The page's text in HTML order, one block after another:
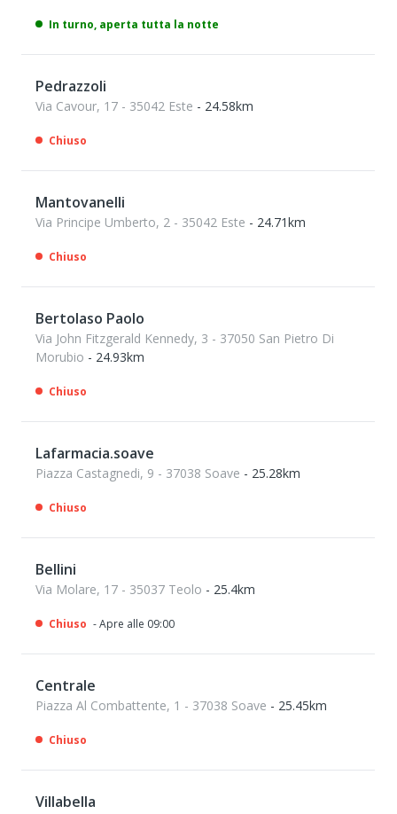
In turno, aperta tutta la notte
Pedrazzoli
Via Cavour, 17 - 35042 Este - 24.58km
Chiuso
Mantovanelli
Via Principe Umberto, 2 - 35042 Este - 24.71km
Chiuso
Bertolaso Paolo
Via John Fitzgerald Kennedy, 3 - 37050 San Pietro Di
Morubio - 24.93km
Chiuso
Lafarmacia.soave
Piazza Castagnedi, 9 - 37038 Soave - 25.28km
Chiuso
Bellini
Via Molare, 17 - 35037 Teolo - 25.4km
Chiuso - Apre alle 09:00
Centrale
Piazza Al Combattente, 1 - 37038 Soave - 25.45km
Chiuso
Villabella